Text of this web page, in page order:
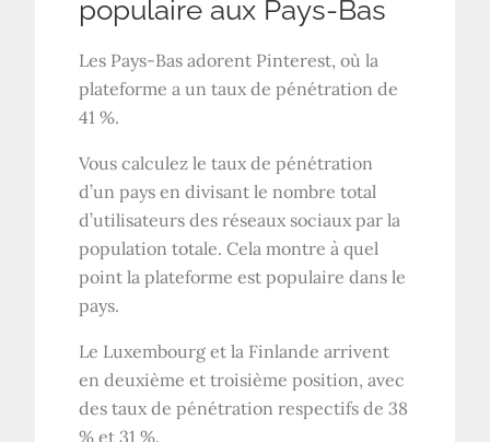
populaire aux Pays-Bas
Les Pays-Bas adorent Pinterest, où la
plateforme a un taux de pénétration de
41 %.
Vous calculez le taux de pénétration
d’un pays en divisant le nombre total
d’utilisateurs des réseaux sociaux par la
population totale. Cela montre à quel
point la plateforme est populaire dans le
pays.
Le Luxembourg et la Finlande arrivent
en deuxième et troisième position, avec
des taux de pénétration respectifs de 38
% et 31 %.